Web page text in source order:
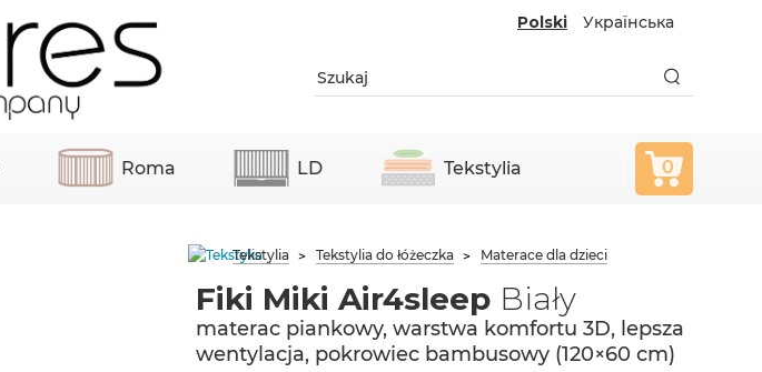
Polski Українська
Roma LD Tekstylia 0
Tekstylia Tekstylia do łóżeczka Materace dla dzieci
Fiki Miki Air4sleep Biały
materac piankowy, warstwa komfortu 3D, lepsza
wentylacja, pokrowiec bambusowy (120×60 cm)